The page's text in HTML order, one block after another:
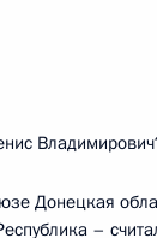
Донецкая
–